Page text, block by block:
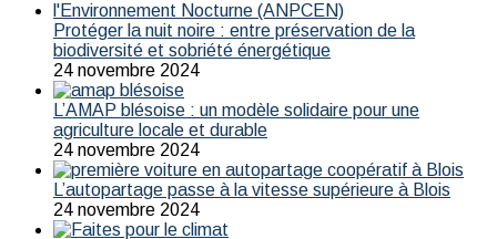
Protéger la nuit noire : entre préservation de la
biodiversité et sobriété énergétique
24 novembre 2024
L’AMAP blésoise : un modèle solidaire pour une
agriculture locale et durable
24 novembre 2024
L’autopartage passe à la vitesse supérieure à Blois
24 novembre 2024